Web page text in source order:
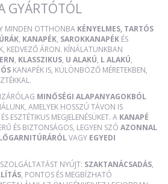
GYÁRTÓTÓL
MINDEN OTTHONBA KÉNYELMES, TARTÓS
, KANAPÉK, SAROKKANAPÉK ÉS
KEDVEZŐ ÁRON. KÍNÁLATUNKBAN
, KLASSZIKUS, U ALAKÚ, L ALAKÚ,
KANAPÉK IS, KÜLÖNBÖZŐ MÉRETEKBEN,
MINŐSÉGI ALAPANYAGOKBÓL
AMELYEK HOSSZÚ TÁVON IS
ESZTÉTIKUS MEGJELENÉSÜKET. A KANAPÉ
ÉS BIZTONSÁGOS, LEGYEN SZÓ AZONNAL
VAGY EGYEDI
NYÚJT: SZAKTANÁCSADÁS,
, PONTOS ÉS MEGBÍZHATÓ